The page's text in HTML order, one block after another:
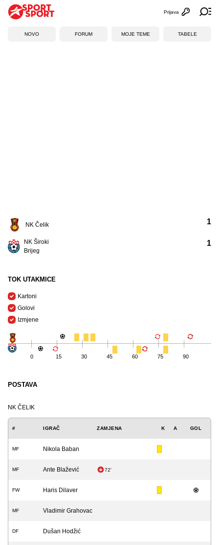
Otvori
Prijava
NOVO FORUM MOJE TEME TABELE
NK Čelik
NK Široki
Brijeg
1
1
TOK UTAKMICE
Kartoni
Golovi
Izmjene
0 15 30 45 60 75 90
POSTAVA
NK ČELIK
# IGRAČ ZAMJENA K A GOL
MF Nikola Baban
MF Ante Blažević 72'
FW Haris Dilaver
MF Vladimir Grahovac
DF Dušan Hodžić